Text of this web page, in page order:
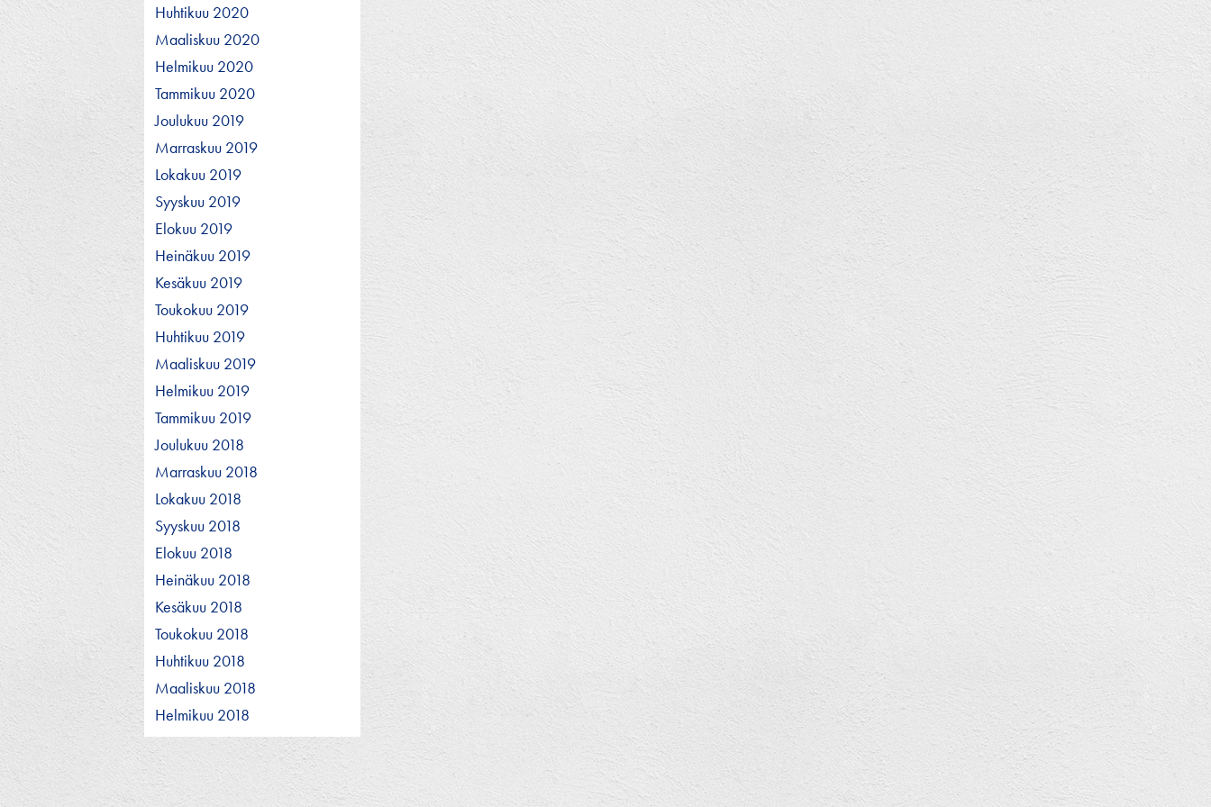
Huhtikuu 2020
Maaliskuu 2020
Helmikuu 2020
Tammikuu 2020
Joulukuu 2019
Marraskuu 2019
Lokakuu 2019
Syyskuu 2019
Elokuu 2019
Heinäkuu 2019
Kesäkuu 2019
Toukokuu 2019
Huhtikuu 2019
Maaliskuu 2019
Helmikuu 2019
Tammikuu 2019
Joulukuu 2018
Marraskuu 2018
Lokakuu 2018
Syyskuu 2018
Elokuu 2018
Heinäkuu 2018
Kesäkuu 2018
Toukokuu 2018
Huhtikuu 2018
Maaliskuu 2018
Helmikuu 2018